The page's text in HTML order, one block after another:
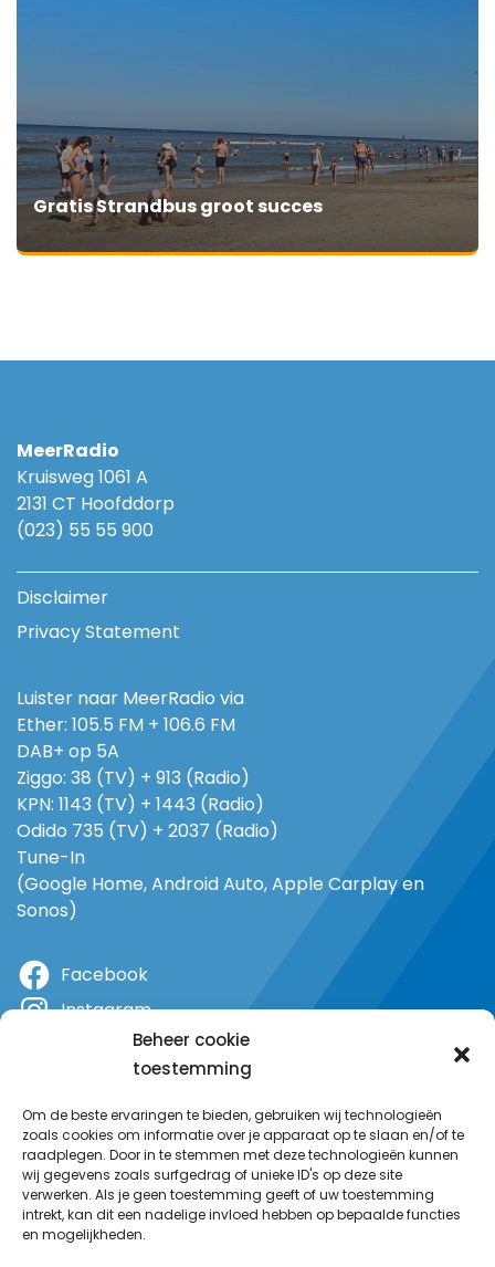
Beheer cookie
toestemming
Om de beste ervaringen te bieden, gebruiken wij technologieën
zoals cookies om informatie over je apparaat op te slaan en/of te
raadplegen. Door in te stemmen met deze technologieën kunnen
wij gegevens zoals surfgedrag of unieke ID's op deze site
verwerken. Als je geen toestemming geeft of uw toestemming
intrekt, kan dit een nadelige invloed hebben op bepaalde functies
en mogelijkheden.
Gratis Strandbus groot succes
MeerRadio
Kruisweg 1061 A
2131 CT Hoofddorp
(023) 55 55 900
Disclaimer
Privacy Statement
Luister naar MeerRadio via
Ether: 105.5 FM + 106.6 FM
DAB+ op 5A
Ziggo: 38 (TV) + 913 (Radio)
KPN: 1143 (TV) + 1443 (Radio)
Odido 735 (TV) + 2037 (Radio)
Tune-In
(Google Home, Android Auto, Apple Carplay en
Sonos)
Facebook
Instagram
YouTube